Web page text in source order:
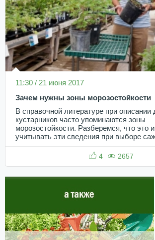
11:30 / 21 июня 2017
Зачем нужны зоны морозостойкости
В справочной литературе при описании
кустарников часто упоминаются зоны
морозостойкости. Разберемся, что это
учитывать эти сведения при выборе
4 2657